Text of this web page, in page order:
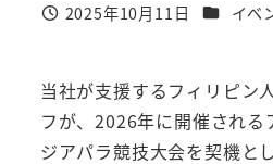
投稿日
2025年10月11日 カテゴリ
イベ
当社が支援するフィリピン
フが、2026年に開催される
ジアパラ競技大会を契機と